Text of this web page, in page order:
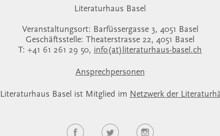
Literaturhaus Basel
Veranstaltungsort: Barfüssergasse 3, 4051 Basel
Geschäftsstelle: Theaterstrasse 22, 4051 Basel
T: +41 61 261 29 50, info(at)literaturhaus-basel.ch
Ansprechpersonen
Basel ist Mitglied im Netzwerk der